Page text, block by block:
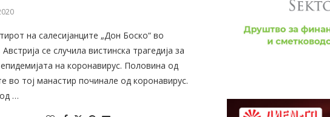
на салесијанците „Дон Боско“ во
се случила вистинска трагедија за
на коронавирус. Половина од
во тој манастир починале од коронавирус.
…